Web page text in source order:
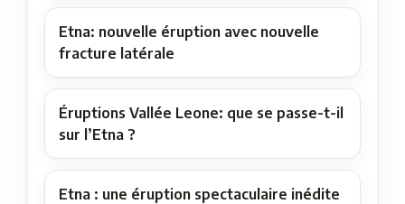
Etna: nouvelle éruption avec nouvelle
fracture latérale
Éruptions Vallée Leone: que se passe-t-il
sur l’Etna ?
Etna : une éruption spectaculaire inédite